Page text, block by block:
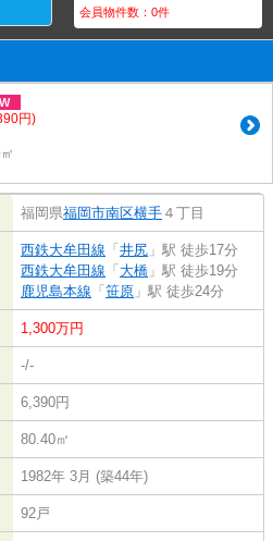
会員物件数：0件
円)
福岡県福岡市南区横手 ４丁目
西鉄大牟田線 「 井尻 」駅 徒歩17分
西鉄大牟田線 「 大橋 」駅 徒歩19分
鹿児島本線 「 笹原 」駅 徒歩24分
1,300万円
-/-
6,390円
80.40㎡
1982年 3月 (築44年)
92戸